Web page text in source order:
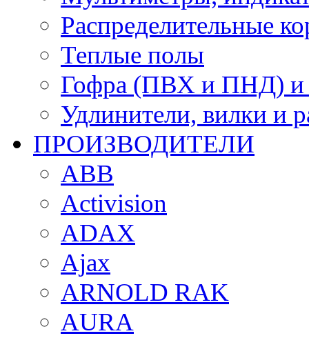
Распределительные
Теплые полы
Гофра (ПВХ и ПНД) и
Удлинители, вилки и
ПРОИЗВОДИТЕЛИ
ABB
Activision
ADAX
Ajax
ARNOLD RAK
AURA